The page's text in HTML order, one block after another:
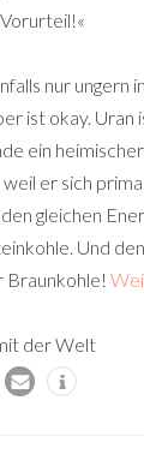
nur ungern
ist okay. Uran
ein heimischer
er sich
gleichen
Und
Braunkohle!
der Welt